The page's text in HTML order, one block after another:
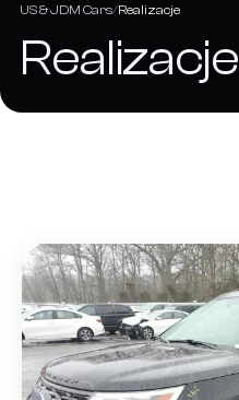
US & JDM Cars Realizacje
Realizacje